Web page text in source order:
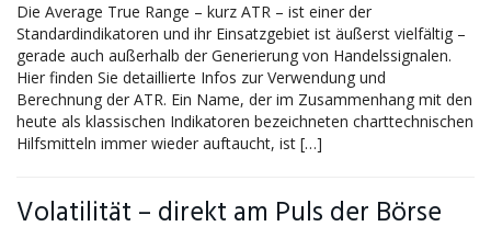
Die Average True Range – kurz ATR – ist einer der
Standardindikatoren und ihr Einsatzgebiet ist äußerst vielfältig –
gerade auch außerhalb der Generierung von Handelssignalen.
Hier finden Sie detaillierte Infos zur Verwendung und
Berechnung der ATR. Ein Name, der im Zusammenhang mit den
heute als klassischen Indikatoren bezeichneten charttechnischen
Hilfsmitteln immer wieder auftaucht, ist […]
Volatilität – direkt am Puls der Börse